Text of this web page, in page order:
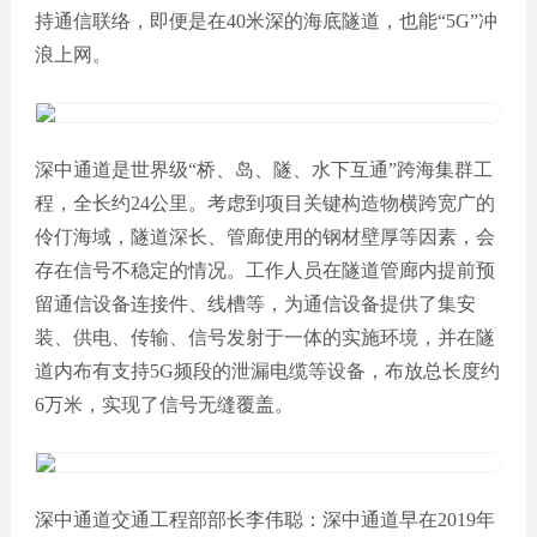
持通信联络，即便是在40米深的海底隧道，也能“5G”冲
浪上网。
深中通道是世界级“桥、岛、隧、水下互通”跨海集群工
程，全长约24公里。考虑到项目关键构造物横跨宽广的
伶仃海域，隧道深长、管廊使用的钢材壁厚等因素，会
存在信号不稳定的情况。工作人员在隧道管廊内提前预
留通信设备连接件、线槽等，为通信设备提供了集安
装、供电、传输、信号发射于一体的实施环境，并在隧
道内布有支持5G频段的泄漏电缆等设备，布放总长度约
6万米，实现了信号无缝覆盖。
深中通道交通工程部部长李伟聪：深中通道早在2019年